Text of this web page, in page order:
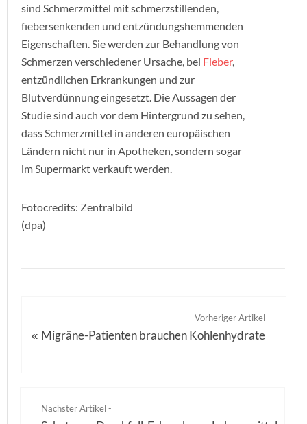
sind Schmerzmittel mit schmerzstillenden,
fiebersenkenden und entzündungshemmenden
Eigenschaften. Sie werden zur Behandlung von
Schmerzen verschiedener Ursache, bei Fieber,
entzündlichen Erkrankungen und zur
Blutverdünnung eingesetzt. Die Aussagen der
Studie sind auch vor dem Hintergrund zu sehen,
dass Schmerzmittel in anderen europäischen
Ländern nicht nur in Apotheken, sondern sogar
im Supermarkt verkauft werden.
Fotocredits: Zentralbild
(dpa)
- Vorheriger Artikel
« Migräne-Patienten brauchen Kohlenhydrate
Nächster Artikel -